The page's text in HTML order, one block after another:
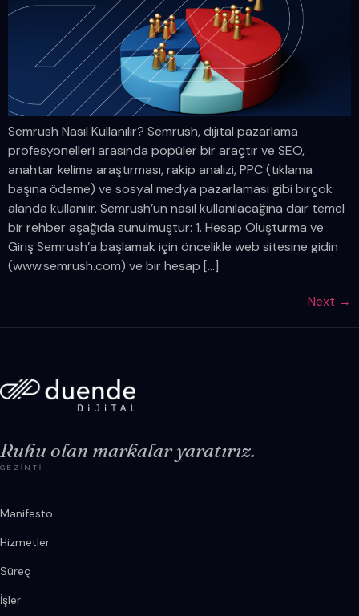
Semrush Nasıl Kullanılır? Semrush, dijital pazarlama
profesyonelleri arasında popüler bir araçtır ve SEO,
anahtar kelime araştırması, rakip analizi, PPC (tıklama
başına ödeme) ve sosyal medya pazarlaması gibi birçok
alanda kullanılır. Semrush’un nasıl kullanılacağına dair temel
bir rehber aşağıda sunulmuştur: 1. Hesap Oluşturma ve
Giriş Semrush’a başlamak için öncelikle web sitesine gidin
(www.semrush.com) ve bir hesap […]
Next →
Ruhu olan markalar yaratırız.
GEZINTI
Manifesto
Hizmetler
Süreç
İşler